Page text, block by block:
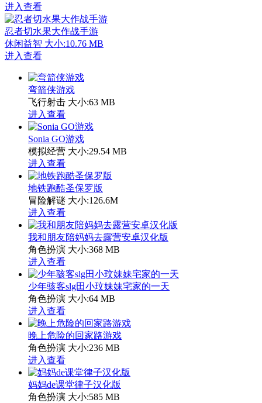
进入查看
忍者切水果大作战手游
休闲益智 大小:10.76 MB
进入查看
弯箭侠游戏
飞行射击 大小:63 MB
进入查看
Sonia GO游戏
模拟经营 大小:29.54 MB
进入查看
地铁跑酷圣保罗版
冒险解谜 大小:126.6M
进入查看
我和朋友陪妈妈去露营安卓汉化版
角色扮演 大小:368 MB
进入查看
少年骇客slg田小玟妹妹宅家的一天
角色扮演 大小:64 MB
进入查看
晚上危险的回家路游戏
角色扮演 大小:236 MB
进入查看
妈妈de课堂律子汉化版
角色扮演 大小:585 MB